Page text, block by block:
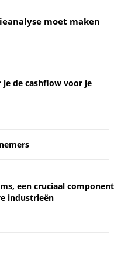
moet maken
je de cashflow voor je
een cruciaal component
industrieën